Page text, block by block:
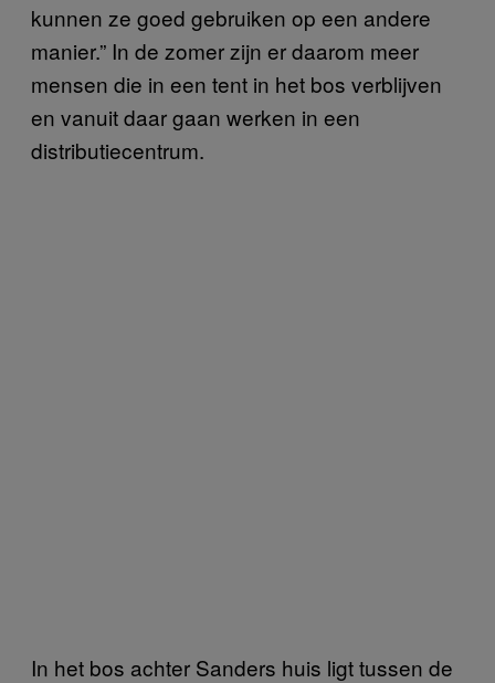
kunnen ze goed gebruiken op een andere
manier.” In de zomer zijn er daarom meer
mensen die in een tent in het bos verblijven
en vanuit daar gaan werken in een
distributiecentrum.
In het bos achter Sanders huis ligt tussen de